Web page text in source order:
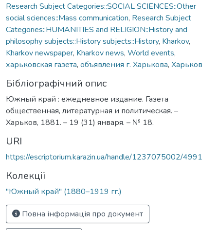
Research Subject Categories::SOCIAL SCIENCES::Other
social sciences::Mass communication, Research Subject
Categories::HUMANITIES and RELIGION::History and
philosophy subjects::History subjects::History, Kharkov,
Kharkov newspaper, Kharkov news, World events,
харьковская газета, объявления г. Харькова, Харьков
Бібліографічний опис
Южный край : ежедневное издание. Газета
общественная, литературная и политическая. –
Харьков, 1881. – 19 (31) января. – № 18.
URI
https://escriptorium.karazin.ua/handle/1237075002/4991
Колекції
"Южный край" (1880–1919 гг.)
Повна інформація про документ